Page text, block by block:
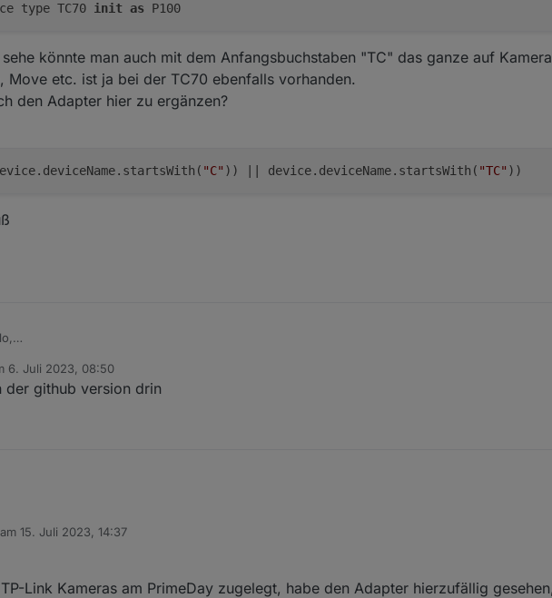
type TC70 init as
könnte man auch mit dem Anfangsbuchstaben "TC" das ganze auf
Move etc. ist ja bei der TC70 ebenfalls vorhanden.
den Adapter hier zu ergänzen?
"C" )) || device.deviceName.startsWith( "TC" ))
6. Juli 2023, 08:50
von
der github version drin
15. Juli 2023, 14:37
von
Link Kameras am PrimeDay zugelegt, habe den Adapter hierzufällig